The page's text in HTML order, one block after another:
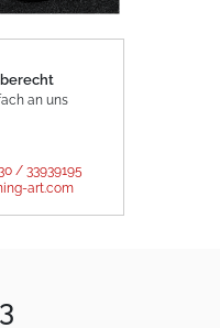
an uns
/ 33939195
art.com